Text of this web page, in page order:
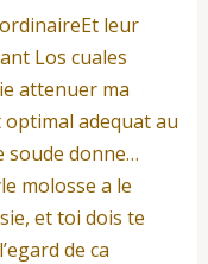
leur
Los cuales
attenuer ma
optimal adequat au
soude donne…
molosse a le
et toi dois te
de ca